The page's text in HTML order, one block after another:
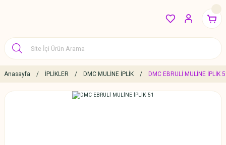
Anasayfa İPLİKLER DMC MULİNE İPLİK DMC EBRULİ MULİNE İPLİK